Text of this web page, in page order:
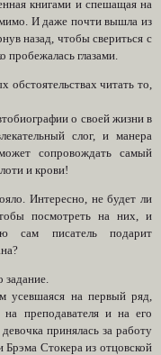
книгами и спешащая на
И даже почти вышла из
назад, чтобы свериться с
пробежалась глазами.
обстоятельствах читать то,
о своей жизни в
слог, и манера
сопровождать самый
и крови!
Интересно, не будет ли
посмотреть на них, и
сам писатель подарит
задание.
усевшаяся на первый ряд,
преподавателя и на его
принялась за работу
Брэма Стокера из отцовской